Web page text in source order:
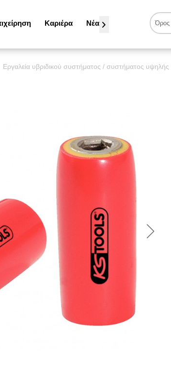
Καριέρα Νέα 
Εργαλεία υβριδικού συστήματος / συστήματος υψηλής